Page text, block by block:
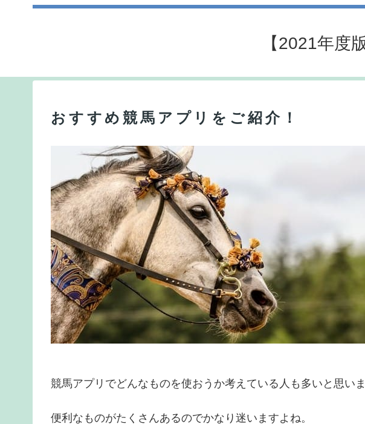
【2021年度
おすすめ競馬アプリをご紹介！
競馬アプリでどんなものを使おうか考えている人も多いと思いま
便利なものがたくさんあるのでかなり迷いますよね。